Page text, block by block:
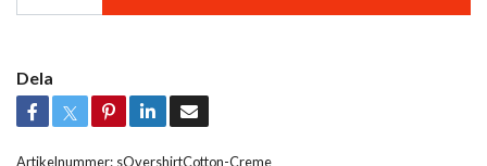
Dela
Artikelnummer: sOvershirtCotton-Creme